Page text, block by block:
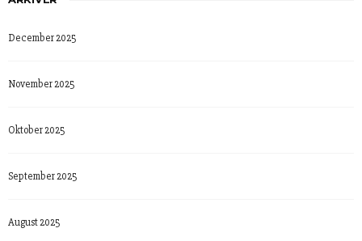
December 2025
November 2025
Oktober 2025
September 2025
August 2025